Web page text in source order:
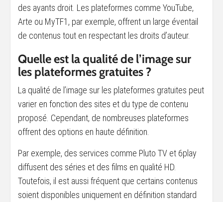
des ayants droit. Les plateformes comme YouTube,
Arte ou MyTF1, par exemple, offrent un large éventail
de contenus tout en respectant les droits d’auteur.
Quelle est la qualité de l’image sur
les plateformes gratuites ?
La qualité de l’image sur les plateformes gratuites peut
varier en fonction des sites et du type de contenu
proposé. Cependant, de nombreuses plateformes
offrent des options en haute définition.
Par exemple, des services comme Pluto TV et 6play
diffusent des séries et des films en qualité HD.
Toutefois, il est aussi fréquent que certains contenus
soient disponibles uniquement en définition standard